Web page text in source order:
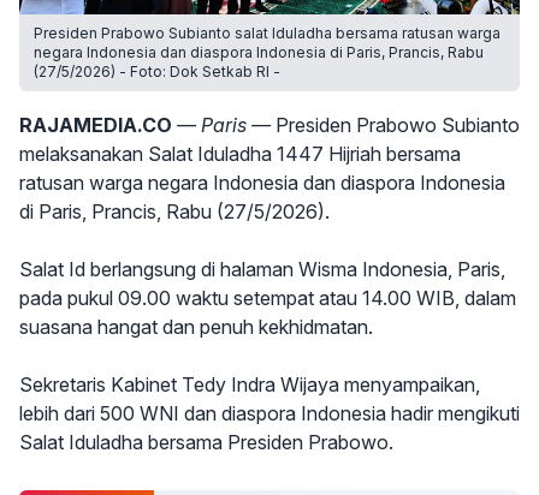
Presiden Prabowo Subianto salat Iduladha bersama ratusan warga
negara Indonesia dan diaspora Indonesia di Paris, Prancis, Rabu
(27/5/2026) - Foto: Dok Setkab RI -
RAJAMEDIA.CO — Paris —Presiden Prabowo Subianto
melaksanakan Salat Iduladha 1447 Hijriah bersama
ratusan warga negara Indonesia dan diaspora Indonesia
di Paris, Prancis, Rabu (27/5/2026).
Salat Id berlangsung di halaman Wisma Indonesia, Paris,
pada pukul 09.00 waktu setempat atau 14.00 WIB, dalam
suasana hangat dan penuh kekhidmatan.
Sekretaris Kabinet Tedy Indra Wijaya menyampaikan,
lebih dari 500 WNI dan diaspora Indonesia hadir mengikuti
Salat Iduladha bersama Presiden Prabowo.